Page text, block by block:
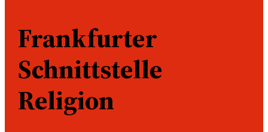
Frankfurter
Schnittstelle
Religion